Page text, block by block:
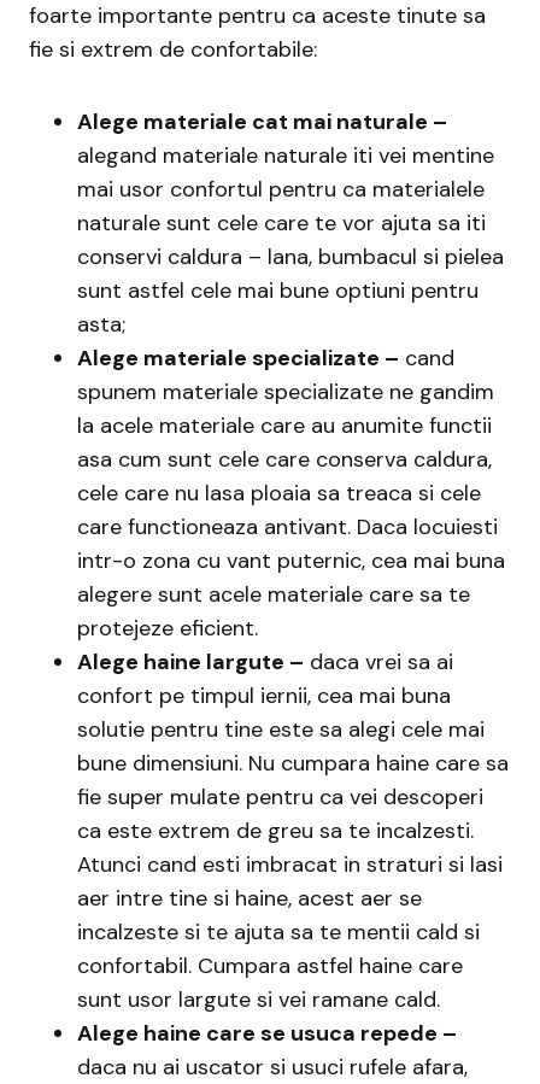
foarte importante pentru ca aceste tinute sa
fie si extrem de confortabile:
Alege materiale cat mai naturale –
alegand materiale naturale iti vei mentine
mai usor confortul pentru ca materialele
naturale sunt cele care te vor ajuta sa iti
conservi caldura – lana, bumbacul si pielea
sunt astfel cele mai bune optiuni pentru
asta;
Alege materiale specializate – cand
spunem materiale specializate ne gandim
la acele materiale care au anumite functii
asa cum sunt cele care conserva caldura,
cele care nu lasa ploaia sa treaca si cele
care functioneaza antivant. Daca locuiesti
intr-o zona cu vant puternic, cea mai buna
alegere sunt acele materiale care sa te
protejeze eficient.
Alege haine largute – daca vrei sa ai
confort pe timpul iernii, cea mai buna
solutie pentru tine este sa alegi cele mai
bune dimensiuni. Nu cumpara haine care sa
fie super mulate pentru ca vei descoperi
ca este extrem de greu sa te incalzesti.
Atunci cand esti imbracat in straturi si lasi
aer intre tine si haine, acest aer se
incalzeste si te ajuta sa te mentii cald si
confortabil. Cumpara astfel haine care
sunt usor largute si vei ramane cald.
Alege haine care se usuca repede –
daca nu ai uscator si usuci rufele afara,